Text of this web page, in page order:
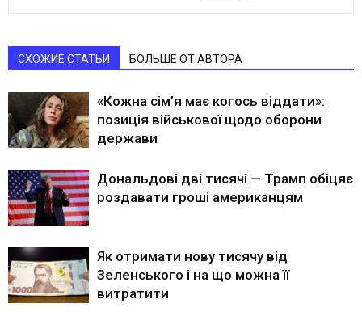
СХОЖИЕ СТАТЬИ БОЛЬШЕ ОТ АВТОРА
«Кожна сім’я має когось віддати»:
позиція військової щодо оборони
держави
Дональдові дві тисячі — Трамп обіцяє
роздавати гроші американцям
Як отримати нову тисячу від
Зеленського і на що можна її
витратити